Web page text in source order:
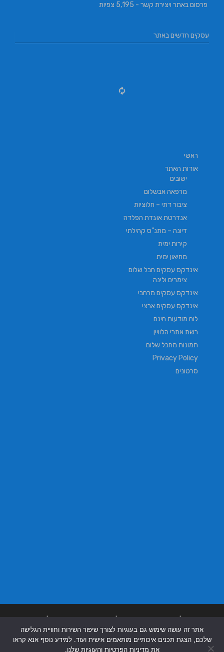
פרסום באתר ויצירת קשר - 5,195 צפיות
עסקים חדשים באתר
ראשי
אודות האתר
ישובים
מרפאה אבשלום
ציבור דתי – חלוציות
אנדרטת אוגדת הפלדה
דיונה – מתנ"ס קהילתי
קירות ימית
מוזיאון ימית
אינדקס עסקים חבל שלום
צימרים ולינה
אינדקס עסקים מרחבי
אינדקס עסקים ארצי
לוח מודעות חינם
רשת אתרי הלוויין
תמונות מחבל שלום
Privacy Policy
סרטונים
בבאר שבע |
אתר זה עושה שימוש גם בעוגיות לצורך שיפור השירות וחוויית הגלישה
שלכם, הצגת תכנים איכותיים מותאמים אישית ועוד. למידע נוסף אנא קראו
את מדיניות הפרטיות והעוגיות שלנו.